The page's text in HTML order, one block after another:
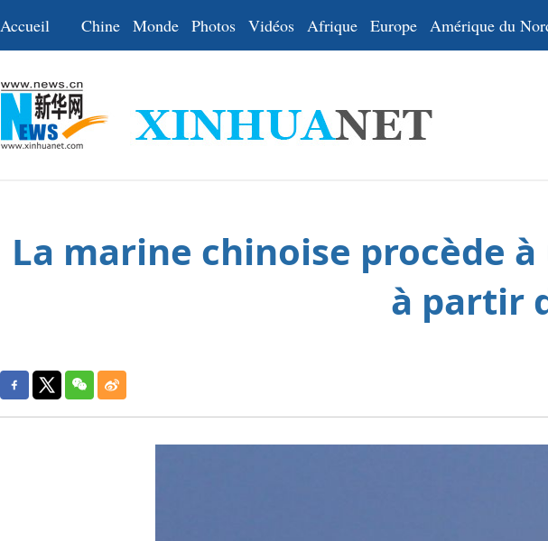
Accueil Chine Monde Photos Vidéos Afrique Europe Amérique du
La marine chinoise procède
à partir